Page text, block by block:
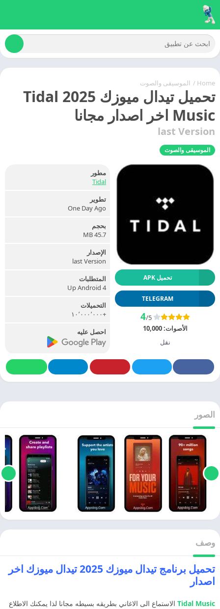
Home
/ الموسيقى والصوت
تحميل تيدال ميوزك 2025 Tidal
Music اخر اصدار مجانا
last Version
الموسيقى والصوت
تحميل APK
TELEGRAM
4/5
الأصوات:10,000
نقل
مطور
Tidal
تطوير
One Day Ago
بحجم
45.7 MB
الإصدار
last Version
المتطلبات
Up Android 4
التحميلات
+١٠٬٠٠٠٬٠٠٠
احصل عليه
الصور
وصف
تحميل برنامج تيدال ميوزك 2025 تيدال ميوزك اخر
اصدار
Tidal Music الاستماع الى الاغاني بطريقه بسيطه مجانا لذا يمكنك الاطلاع